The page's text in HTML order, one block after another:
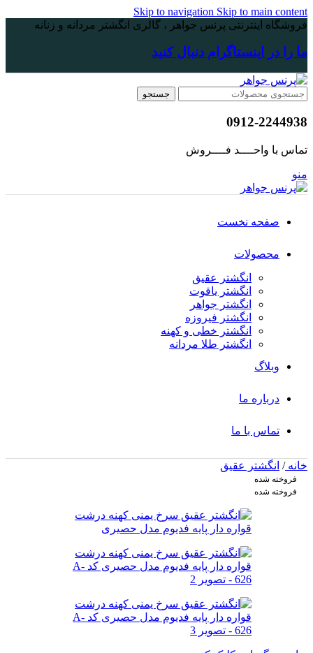
Skip to navigation Skip to main content
فروشگاه اینترنتی پرنس جواهر ، گالری انگشتر مردانه و زنانه
ما را در اینستاگرام دنبال کنید
جستجو
0912-2244938
تماس با واحــــد فــــروش
منو
صفحه نخست
محصولات
انگشتر عقیق
انگشتر یاقوت
انگشتر جواهر
انگشتر فیروزه
انگشتر خطی و کهنه
انگشتر طلا مردانه
وبلاگ
درباره ما
تماس با ما
خانه/ انگشتر عقیق
فروخته شده
فروخته شده